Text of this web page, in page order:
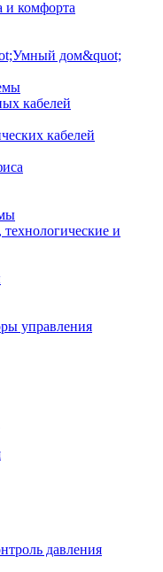
и комфорта
дом&quot;
кабелей
кабелей
и
управления
давления